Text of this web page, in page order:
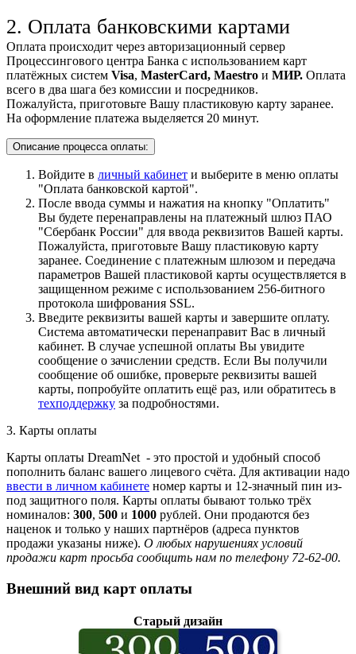
2. Оплата банковскими картами
Оплата происходит через авторизационный сервер
Процессингового центра Банка с использованием карт
платёжных систем Visa, MasterCard, Maestro и МИР. Оплата
всего в два шага без комиссии и посредников.
Пожалуйста, приготовьте Вашу пластиковую карту заранее.
На оформление платежа выделяется 20 минут.
Описание процесса оплаты:
Войдите в личный кабинет и выберите в меню оплаты
"Оплата банковской картой".
После ввода суммы и нажатия на кнопку "Оплатить"
Вы будете перенаправлены на платежный шлюз ПАО
"Сбербанк России" для ввода реквизитов Вашей карты.
Пожалуйста, приготовьте Вашу пластиковую карту
заранее. Соединение с платежным шлюзом и передача
параметров Вашей пластиковой карты осуществляется в
защищенном режиме с использованием 256-битного
протокола шифрования SSL.
Введите реквизиты вашей карты и завершите оплату.
Система автоматически перенаправит Вас в личный
кабинет. В случае успешной оплаты Вы увидите
сообщение о зачислении средств. Если Вы получили
сообщение об ошибке, проверьте реквизиты вашей
карты, попробуйте оплатить ещё раз, или обратитесь в
техподдержку за подробностями.
3. Карты оплаты
Карты оплаты DreamNet - это простой и удобный способ
пополнить баланс вашего лицевого счёта. Для активации надо
ввести в личном кабинете номер карты и 12-значный пин из-
под защитного поля. Карты оплаты бывают только трёх
номиналов: 300, 500 и 1000 рублей. Они продаются без
наценок и только у наших партнёров (адреса пунктов
продажи указаны ниже). О любых нарушениях условий
продажи карт просьба сообщить нам по телефону 72-62-00.
Внешний вид карт оплаты
Старый дизайн